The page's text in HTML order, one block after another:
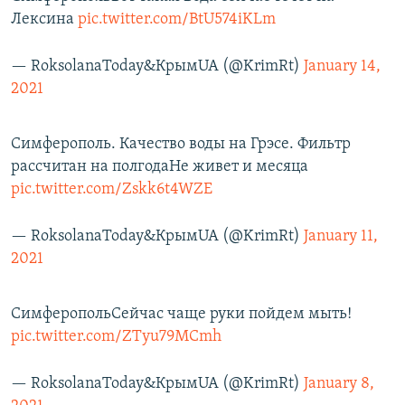
Лексина pic.twitter.com/BtU574iKLm
— RoksolanaToday&КрымUA (@KrimRt) January 14,
2021
Симферополь. Качество воды на Грэсе. Фильтр
рассчитан на полгодаНе живет и месяца
pic.twitter.com/Zskk6t4WZE
— RoksolanaToday&КрымUA (@KrimRt) January 11,
2021
СимферопольСейчас чаще руки пойдем мыть!
pic.twitter.com/ZTyu79MCmh
— RoksolanaToday&КрымUA (@KrimRt) January 8,